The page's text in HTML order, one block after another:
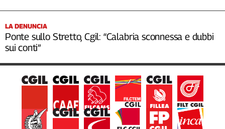
LA DENUNCIA
Ponte sullo Stretto, Cgil: “Calabria sconnessa e dubbi
sui conti”